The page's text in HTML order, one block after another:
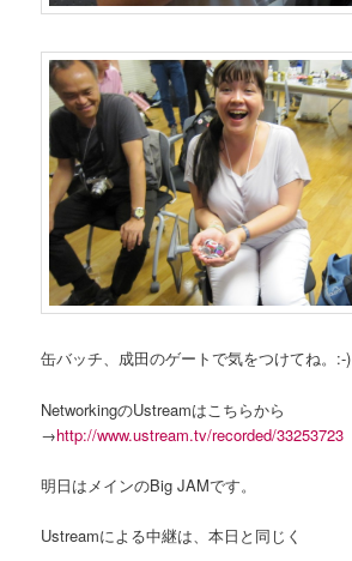
缶バッチ、成田のゲートで気をつけてね。:-)
NetworkingのUstreamはこちらから
→http://www.ustream.tv/recorded/33253723
明日はメインのBig JAMです。
Ustreamによる中継は、本日と同じく